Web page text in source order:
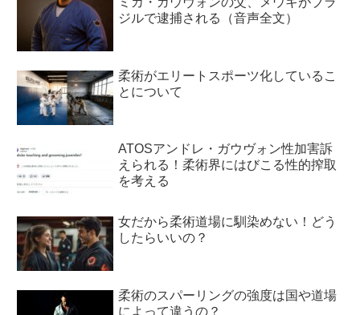
ジルで逮捕される（音声全文）
柔術がエリートスポーツ化しているこ
とについて
ATOSアンドレ・ガウヴォン性加害訴
えられる！柔術界にはびこる性的搾取
を考える
女だから柔術道場に馴染めない！どう
したらいいの？
柔術のスパーリングの強度は国や道場
によって違うの？